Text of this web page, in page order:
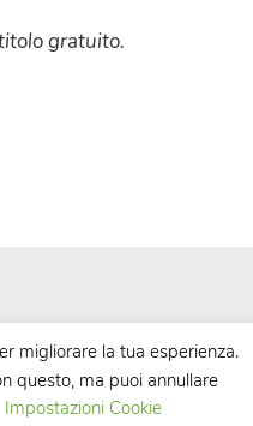
gratuito.
byTheBootstrapThemes
migliorare la tua esperienza.
questo, ma puoi annullare
Impostazioni Cookie